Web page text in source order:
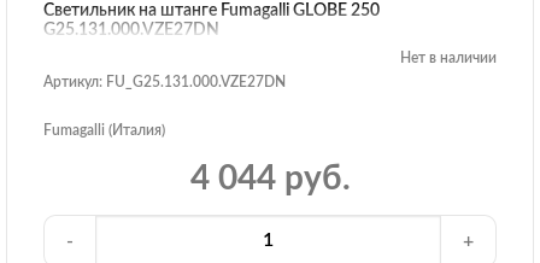
Светильник на штанге Fumagalli GLOBE 250
G25.131.000.VZE27DN
Нет в наличии
Артикул: FU_G25.131.000.VZE27DN
Fumagalli (Италия)
4 044 руб.
- +